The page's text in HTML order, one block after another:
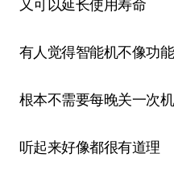
又可以延长使用寿命
有人觉得智能机不像功
根本不需要每晚关一次机
听起来好像都很有道理